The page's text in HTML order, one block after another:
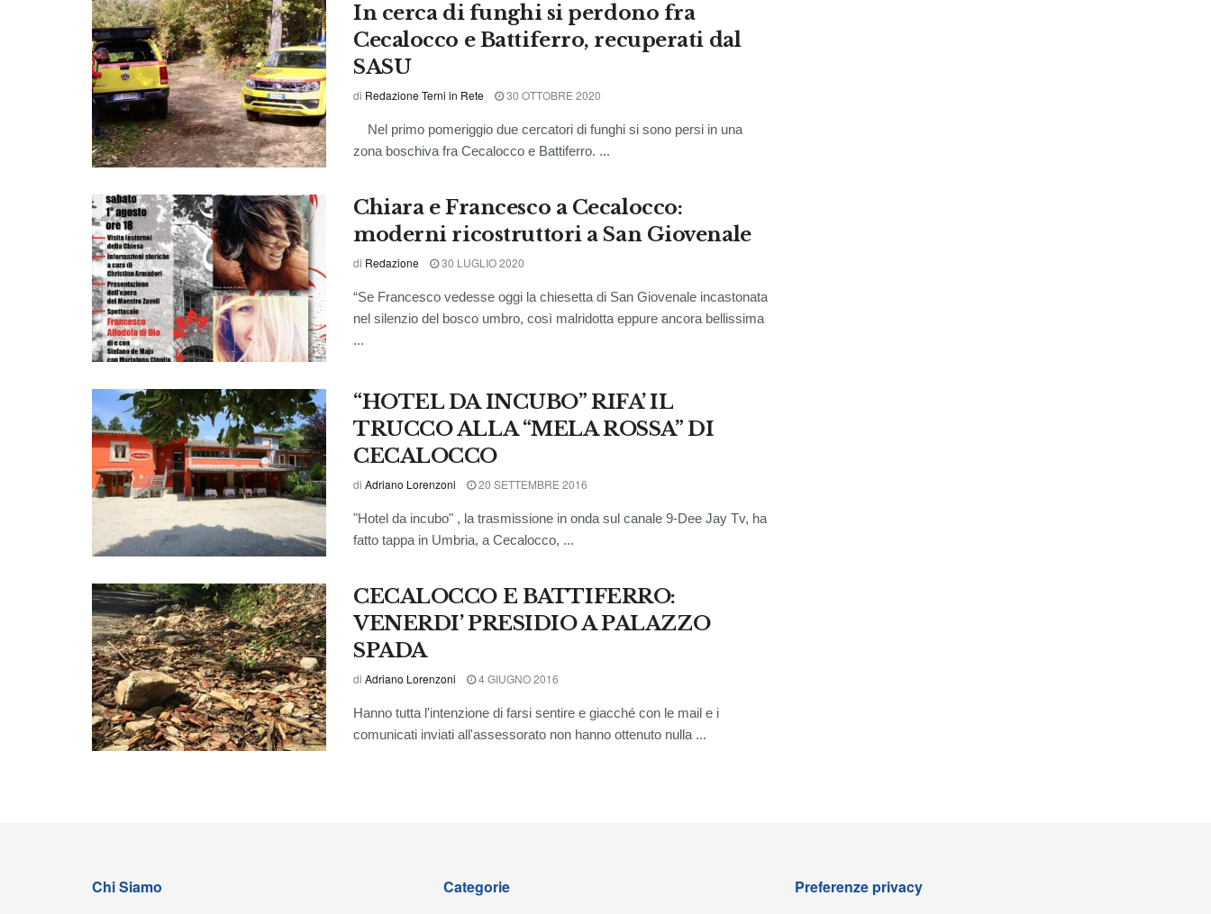
In cerca di funghi si perdono fra
Cecalocco e Battiferro, recuperati dal
SASU
di Redazione Terni in Rete 30 OTTOBRE 2020
Nel primo pomeriggio due cercatori di funghi si sono persi in una
zona boschiva fra Cecalocco e Battiferro. ...
Chiara e Francesco a Cecalocco:
moderni ricostruttori a San Giovenale
di Redazione 30 LUGLIO 2020
“Se Francesco vedesse oggi la chiesetta di San Giovenale incastonata
nel silenzio del bosco umbro, così malridotta eppure ancora bellissima
...
“HOTEL DA INCUBO” RIFA’ IL
TRUCCO ALLA “MELA ROSSA” DI
CECALOCCO
di Adriano Lorenzoni 20 SETTEMBRE 2016
"Hotel da incubo" , la trasmissione in onda sul canale 9-Dee Jay Tv, ha
fatto tappa in Umbria, a Cecalocco, ...
CECALOCCO E BATTIFERRO:
VENERDI’ PRESIDIO A PALAZZO
SPADA
di Adriano Lorenzoni 4 GIUGNO 2016
Hanno tutta l'intenzione di farsi sentire e giacché con le mail e i
comunicati inviati all'assessorato non hanno ottenuto nulla ...
Chi Siamo Categorie Preferenze privacy